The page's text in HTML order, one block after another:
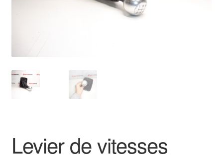
Procédure de Réclamation
Termes et conditions
Levier de vitesses